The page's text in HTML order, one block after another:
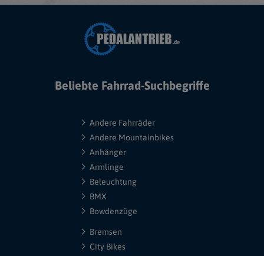
Beliebte Fahrrad-Suchbegriffe
Andere Fahrräder
Andere Mountainbikes
Anhänger
Armlinge
Beleuchtung
BMX
Bowdenzüge
Bremsen
City Bikes